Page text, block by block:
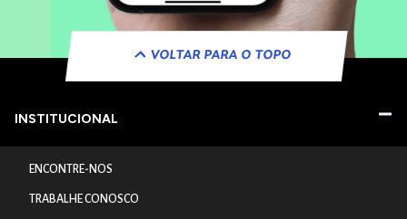
VOLTAR PARA O TOPO
INSTITUCIONAL
ENCONTRE-NOS
TRABALHE CONOSCO